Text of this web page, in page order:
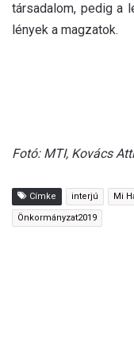
társadalom, pedig a
lények a magzatok.
Fotó: MTI, Kovács
Címke interjú Mi
Önkormányzat2019